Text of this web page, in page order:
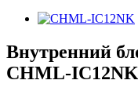
Внутренний
CHML-IC12NK